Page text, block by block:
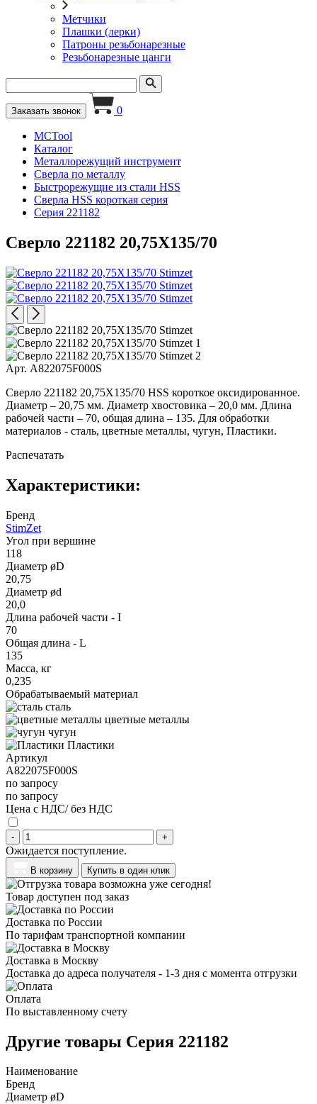
Метчики
Плашки (лерки)
Патроны резьбонарезные
Резьбонарезные цанги
Заказать звонок 0
MCTool
Каталог
Металлорежущий инструмент
Сверла по металлу
Быстрорежущие из стали HSS
Сверла HSS короткая серия
Серия 221182
Сверло 221182 20,75X135/70
Арт. A822075F000S
Сверло 221182 20,75X135/70 HSS короткое оксидированное.
Диаметр – 20,75 мм. Диаметр хвостовика – 20,0 мм. Длина
рабочей части – 70, общая длина – 135. Для обработки
материалов - сталь, цветные металлы, чугун, Пластики.
Распечатать
Характеристики:
Бренд
StimZet
Угол при вершине
118
Диаметр øD
20,75
Диаметр ød
20,0
Длина рабочей части - I
70
Общая длина - L
135
Масса, кг
0,235
Обрабатываемый материал
сталь
цветные металлы
чугун
Пластики
Артикул
A822075F000S
по запросу
по запросу
Цена с НДС/ без НДС
- +
Ожидается поступление.
В корзину Купить в один клик
Товар доступен под заказ
Доставка по России
По тарифам транспортной компании
Доставка в Москву
Доставка до адреса получателя - 1-3 дня с момента отгрузки
Оплата
По выставленному счету
Другие товары Серия 221182
Наименование
Бренд
Диаметр øD